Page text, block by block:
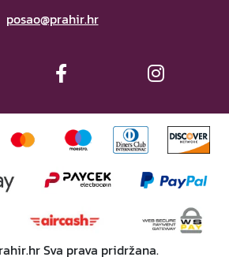
posao@prahir.hr
Sva prava pridržana.